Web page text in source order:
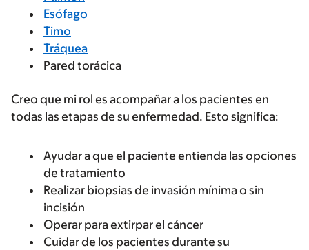
Esófago
Timo
Tráquea
Pared torácica
Creo que mi rol es acompañar a los pacientes en
todas las etapas de su enfermedad. Esto significa:
Ayudar a que el paciente entienda las opciones
de tratamiento
Realizar biopsias de invasión mínima o sin
incisión
Operar para extirpar el cáncer
Cuidar de los pacientes durante su